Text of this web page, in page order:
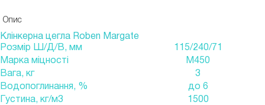
Опис
Клінкерна цегла Roben Margate
Розмір Ш/Д/В, мм
115/240/71
Марка міцності
М450
Вага, кг
3
Водопоглинання, %
до 6
Густина, кг/м3
1500